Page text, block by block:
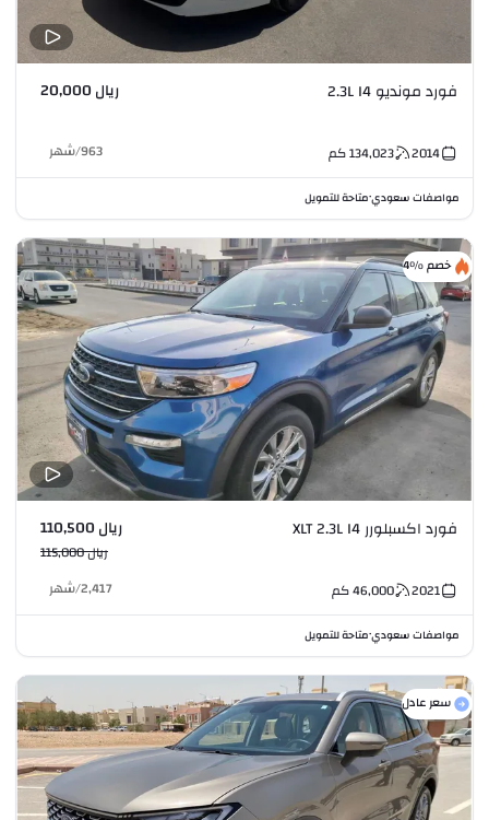
فورد مونديو 2.3L I4 ريال 20,000
2014
134,023كم 963
/شهر
مواصفات سعودي•متاحة للتمويل
خصم %4
فورد اكسبلورر XLT 2.3L I4 ريال 110,500
ريال 115,000
2021
46,000كم 2,417
/شهر
مواصفات سعودي•متاحة للتمويل
سعر عادل